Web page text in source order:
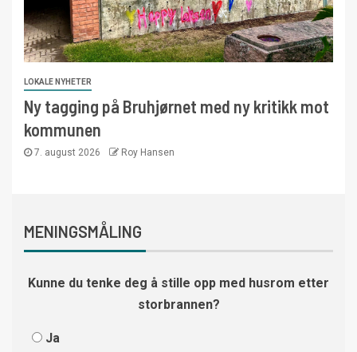
LOKALE NYHETER
Ny tagging på Bruhjørnet med ny kritikk mot
kommunen
7. august 2026 Roy Hansen
MENINGSMÅLING
Kunne du tenke deg å stille opp med husrom etter
storbrannen?
Ja